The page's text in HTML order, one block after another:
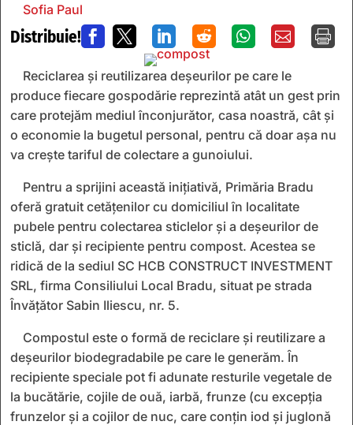
Sofia Paul
Distribuie!       
Reciclarea și reutilizarea deșeurilor pe care le
produce fiecare gospodărie reprezintă atât un gest prin
care protejăm mediul înconjurător, casa noastră, cât și
o economie la bugetul personal, pentru că doar așa nu
va crește tariful de colectare a gunoiului.
Pentru a sprijini această inițiativă, Primăria Bradu
oferă gratuit cetățenilor cu domiciliul în localitate
pubele pentru colectarea sticlelor și a deșeurilor de
sticlă, dar și recipiente pentru compost. Acestea se
ridică de la sediul SC HCB CONSTRUCT INVESTMENT
SRL, firma Consiliului Local Bradu, situat pe strada
Învățător Sabin Iliescu, nr. 5.
Compostul este o formă de reciclare și reutilizare a
deșeurilor biodegradabile pe care le generăm. În
recipiente speciale pot fi adunate resturile vegetale de
la bucătărie, cojile de ouă, iarbă, frunze (cu excepția
frunzelor și a cojilor de nuc, care conțin iod și juglonă